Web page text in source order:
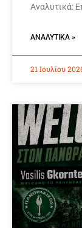
Αναλυτικά:
ΑΝΑΛΥΤΙΚΆ »
21 Ιουλίου